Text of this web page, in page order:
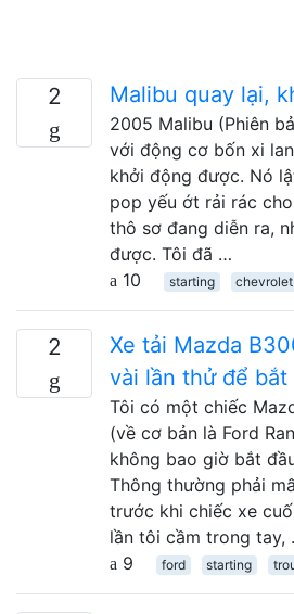
2 Malibu quay lại,
2005 Malibu (Phiên
với động cơ bốn xi
khởi động được. Nó
pop yếu ớt rải rác
thô sơ đang diễn ra,
được. Tôi đã …
10
starting chevrolet
2
Xe tải Mazda
vài lần thử để bắt
Tôi có một chiếc
(về cơ bản là Ford
không bao giờ bắt
Thông thường phải
trước khi chiếc xe
lần tôi cầm trong tay,
9
ford starting